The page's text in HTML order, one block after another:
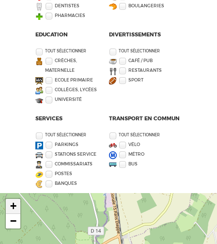
DENTISTES
PHARMACIES
BOULANGERIES
EDUCATION
TOUT SÉLECTIONNER
CRÈCHES,
MATERNELLE
ECOLE PRIMAIRE
COLLÈGES, LYCÉES
UNIVERSITÉ
DIVERTISSEMENTS
TOUT SÉLECTIONNER
CAFÉ / PUB
RESTAURANTS
SPORT
SERVICES
TOUT SÉLECTIONNER
PARKINGS
STATIONS SERVICE
COMMISSARIATS
POSTES
BANQUES
TRANSPORT EN COMMUN
TOUT SÉLECTIONNER
VÉLO
MÉTRO
BUS
+
−